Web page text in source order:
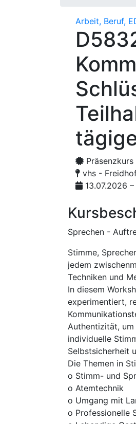
Arbeit, Beruf,
Präsenzkurs
vhs -
13.07.2026
Sprechen -
Stimme,
jedem
Techniken und
In diesem
experimentiert,
Authentizität, um
individuelle
Selbstsicherheit
Die Themen in
o Stimm- und
o Atemtechnik
o Umgang mit
o Professionelle